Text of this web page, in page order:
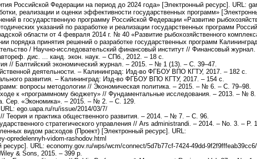
Российской Федерации на период до 2024 года» [Электронный ресурс]. URL:
реализации и оценки эффективности государственных программ»
в государственную программу Российской Федерации «Развитие
указаний по разработке и реализации государственных программ
области от 4 февраля 2014 г. № 40 «Развитие рыбохозяйственного
порядка принятия решений о разработке государственных программ
/ Научно-исследовательский финансовый институт // Финансовый
дис. ... канд. экон. наук. – СПб., 2012. – 18 с.
// Балтийский экономический журнал. – 2015. – № 1 (13). – С. 39–47.
деятельности. – Калининград: Изд-во ФГБОУ ВПО КГТУ, 2017. – 182 с.
развития. – Калининград: Изд-во ФГБОУ ВПО КГТУ, 2017. – 154 с.
вопросы методологии // Экономическая политика. – 2015. – № 6. – С. 79–98.
к «программному бюджету» // Фундаментальные исследования. – 2013. – №
Сер. «Экономика». – 2015. – № 2. – С. 129.
ego.uapa.ru/ru/issue/2014/03/7/
Теория и практика общественного развития. – 2014. – № 7. – С. 96.
стратегического управления // Ars administrandi. – 2014. – No. 3. – P.
видом расходов (Проект) [Электронный ресурс]. URL:
opredelennyh-vidom-rashodov.html
URL: economy.gov.ru/wps/wcm/connect/5d7b77cf-7424-49dd-
& Sons, 2015. – 399 p.